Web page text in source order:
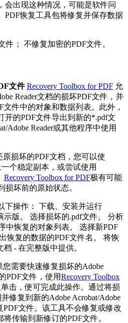
会出现这种情况，可能是软件问
PDF恢复工具包将修复并保存数据
件； 不修复加密的PDF文件。
文件 Recovery Toolbox for PDF 允
Reader文档的损坏PDF文件，并
件中的对象和数据列表。此外，
开的PDF文件导出到新的*.pdf文
Adobe Reader或其他程序中使用
原损坏的PDF文档，您可以使
个稳定副本，或尝试使用
Recovery Toolbox for PDF极有可能
损坏前的原始状态。
下操作： 下载、安装并运行
示版。 选择损坏的.pdf文件。 分析
中恢复的对象列表。 选择新PDF
恢复的数据的PDF文件名。 将恢
- 在完整版中提供。
您需要快速修复损坏的Adobe
PDF文件，使用Recovery Toolbox
击，便可完成此操作。通过将损
修复到新的Adobe Acrobat/Adobe
PDF文件。该工具不会修复或修改
传输到新修订的PDF文件。